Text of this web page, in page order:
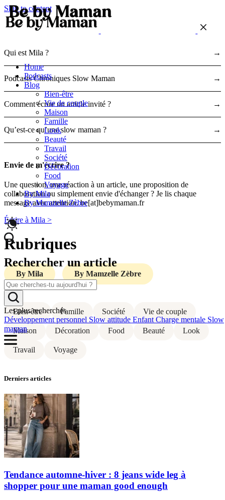
Skip to content
Home
Podcasts
Blog
Bien-être
Vie de couple
Maison
Famille
Look
Beauté
Travail
Société
Décoration
Food
Voyage
By Mila
By Mamzelle Zèbre
Rechercherun article
Les plus recherchés
Développement personnel Slow attitude Enfant Charge mentale Slow
maman
Qui est Mila ? →
Podcasts Chroniques Slow Maman →
Comment écrire un article invité ? →
Qu’est-ce qu’une slow maman ? →
Envie de m'écrire ?
Une question, une réaction à un article, une proposition de
collaboration ou simplement envie d'échanger ? Je lis chaque
message avec attention. be[at]bebymaman.fr
Écrire à Mila >
Rubriques
By Mila By Mamzelle Zèbre
Bien-être Famille Société Vie de couple
Maison Décoration Food Beauté Look
Travail Voyage
Derniers articles
Tendance automne-hiver : 8 jeans wide leg à
shopper pour une maman good enough